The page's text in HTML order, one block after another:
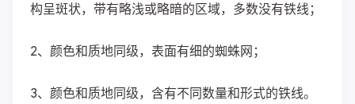
构呈斑状，带有略浅或略暗的区域，多数没有铁线；
2、颜色和质地同级，表面有细的蜘蛛网；
3、颜色和质地同级，含有不同数量和形式的铁线。